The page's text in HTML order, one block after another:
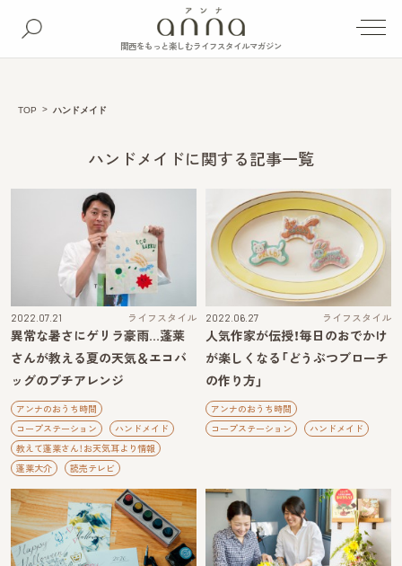
関西をもっと楽しむライフスタイルマガジン
TOP ハンドメイド
ハンドメイドに関する記事一覧
2022.07.21 ライフスタイル
異常な暑さにゲリラ豪雨…蓬莱
さんが教える夏の天気＆エコバ
ッグのプチアレンジ
アンナのおうち時間
コープステーション
ハンドメイド
教えて蓬莱さん！お天気耳より情報
蓬莱大介
読売テレビ
2022.06.27 ライフスタイル
人気作家が伝授！毎日のおでかけ
が楽しくなる「どうぶつブローチ
の作り方」
アンナのおうち時間
コープステーション
ハンドメイド